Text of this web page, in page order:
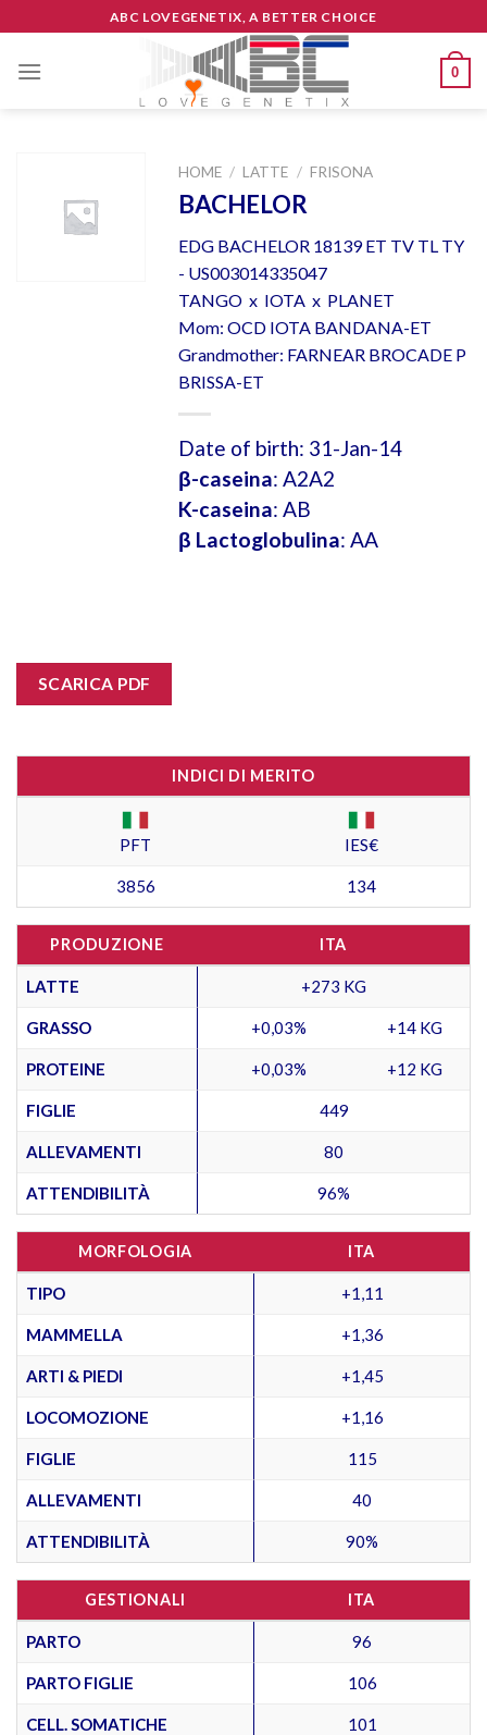
to
content
ABC LOVEGENETIX, A BETTER CHOICE
0
HOME / LATTE / FRISONA
BACHELOR
EDG BACHELOR 18139 ET TV TL TY
- US003014335047
TANGO x IOTA x PLANET
Mom: OCD IOTA BANDANA-ET
Grandmother: FARNEAR BROCADE P
BRISSA-ET
Date of birth: 31-Jan-14
β-caseina: A2A2
K-caseina: AB
β Lactoglobulina: AA
SCARICA PDF
INDICI DI MERITO
PFT IES€
3856 134
PRODUZIONE ITA
LATTE +273 KG
GRASSO +0,03% +14 KG
PROTEINE +0,03% +12 KG
FIGLIE 449
ALLEVAMENTI 80
ATTENDIBILITÀ 96%
MORFOLOGIA ITA
TIPO +1,11
MAMMELLA +1,36
ARTI & PIEDI +1,45
LOCOMOZIONE +1,16
FIGLIE 115
ALLEVAMENTI 40
ATTENDIBILITÀ 90%
GESTIONALI ITA
PARTO 96
PARTO FIGLIE 106
CELL. SOMATICHE 101